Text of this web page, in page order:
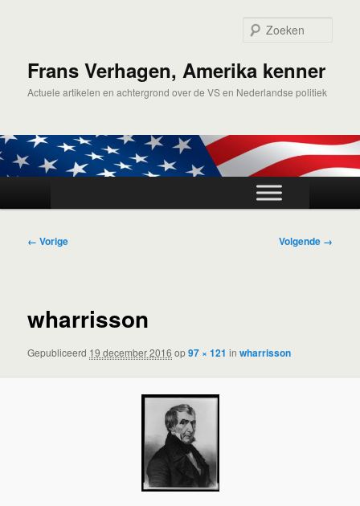
inhoudFrans Verhagen, Amerika kenner
Actuele artikelen en achtergrond over de VS en Nederlandse politiek
Afbeeldingsnavigatie
← Vorige Volgende →
wharrisson
Gepubliceerd 19 december 2016 op97 × 121 inwharrisson